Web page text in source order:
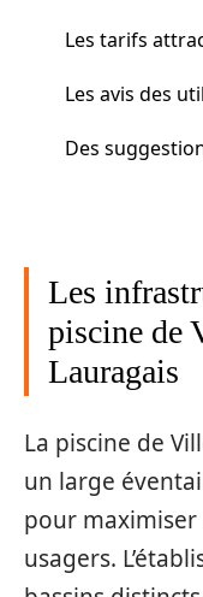
Les tarifs
Les avis des
Des
Les
piscine de
Lauragais
La piscine de
un large
pour
usagers.